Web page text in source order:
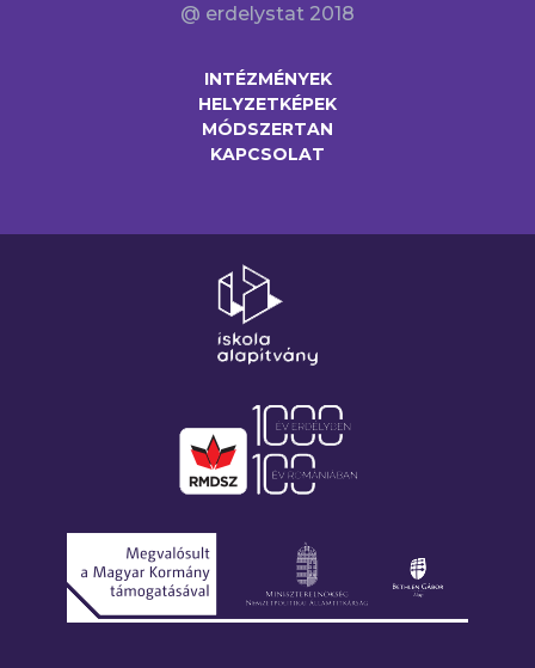
@ erdelystat 2018
INTÉZMÉNYEK
HELYZETKÉPEK
MÓDSZERTAN
KAPCSOLAT